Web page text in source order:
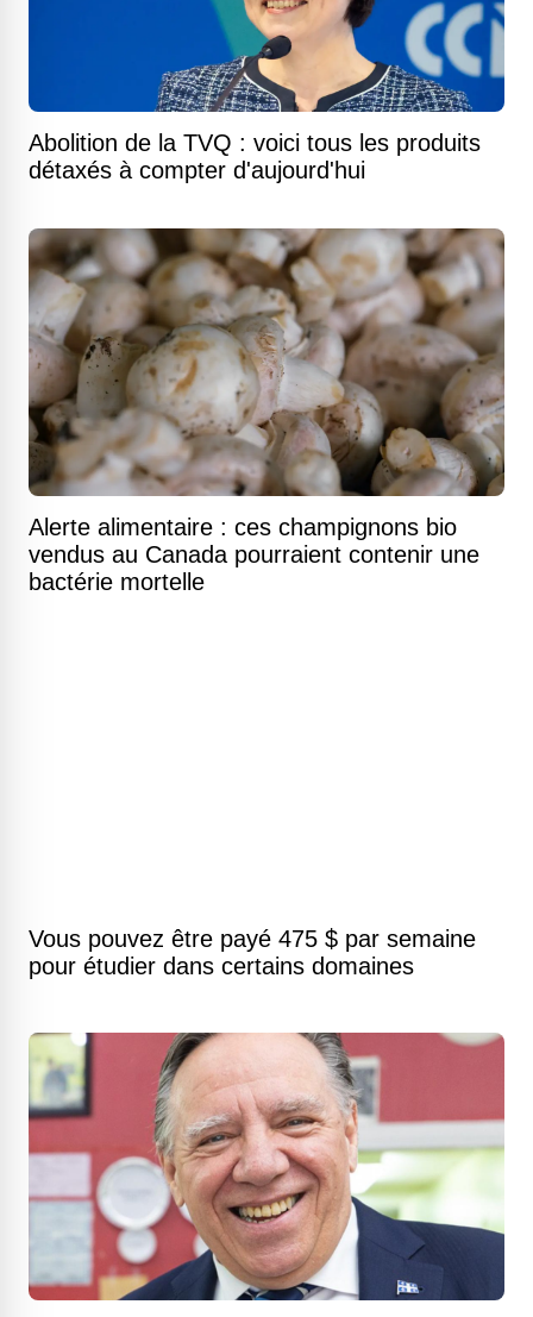
Abolition de la TVQ : voici tous les produits
détaxés à compter d'aujourd'hui
Alerte alimentaire : ces champignons bio
vendus au Canada pourraient contenir une
bactérie mortelle
Vous pouvez être payé 475 $ par semaine
pour étudier dans certains domaines